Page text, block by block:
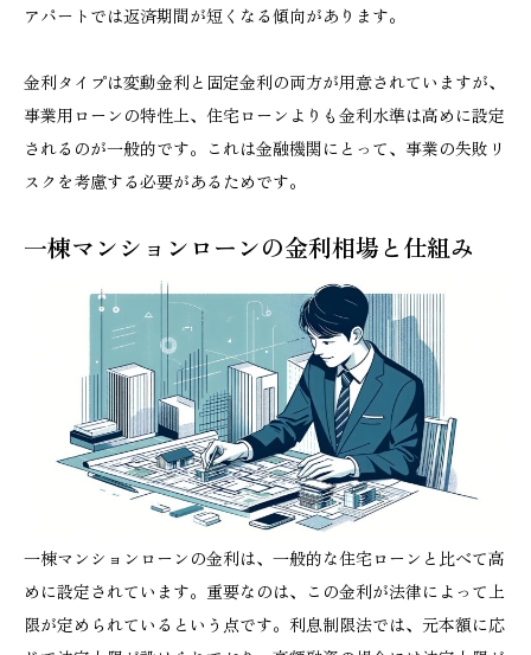
アパートでは返済期間が短くなる傾向があります。
金利タイプは変動金利と固定金利の両方が用意されていますが、
事業用ローンの特性上、住宅ローンよりも金利水準は高めに設定
されるのが一般的です。これは金融機関にとって、事業の失敗リ
スクを考慮する必要があるためです。
一棟マンションローンの金利相場と仕組み
一棟マンションローンの金利は、一般的な住宅ローンと比べて高
めに設定されています。重要なのは、この金利が法律によって上
限が定められているという点です。利息制限法では、元本額に応